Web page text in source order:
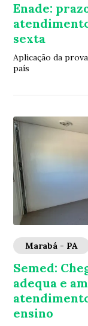
Enade:
sexta
Aplicação da
país
Marabá - PA
Semed:
adequa e
ensino